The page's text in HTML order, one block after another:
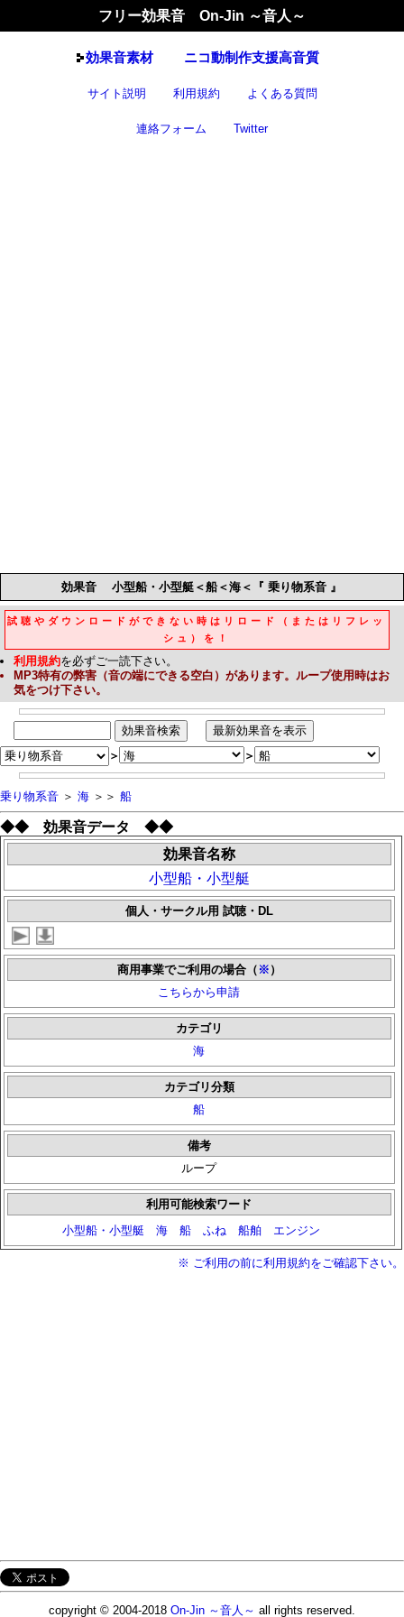
フリー効果音 On-Jin ～音人～
効果音素材 ニコ動制作支援高音質
サイト説明 利用規約 よくある質問
連絡フォーム Twitter
効果音 小型船・小型艇＜船＜海＜『 乗り物系音 』
試聴やダウンロードができない時はリロード（またはリフレッ
シュ）を！
利用規約を必ずご一読下さい。
MP3特有の弊害（音の端にできる空白）があります。ループ使用時はお
気をつけ下さい。
＞ ＞
乗り物系音 ＞ 海 ＞＞ 船
◆◆ 効果音データ ◆◆
効果音名称
小型船・小型艇
個人・サークル用 試聴・DL
商用事業でご利用の場合（ ※ ）
こちらから申請
カテゴリ
海
カテゴリ分類
船
備考
ループ
利用可能検索ワード
小型船・小型艇
海 船 ふね 船舶 エンジン
※ ご利用の前に利用規約をご確認下さい。
copyright © 2004-2018 On-Jin ～音人～ all rights reserved.